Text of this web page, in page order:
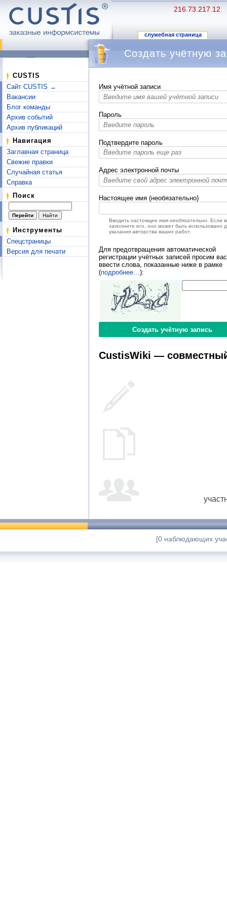
216.73.217.12
служебная страница
CUSTIS
Сайт CUSTIS →
Вакансии
Блог команды
Архив событий
Архив публикаций
Навигация
Заглавная страница
Свежие правки
Случайная статья
Справка
Поиск
Инструменты
Спецстраницы
Версия для печати
Создать учётную
Имя учётной записи
Пароль
Подтвердите пароль
Адрес электронной почты
Настоящее имя (необязательно)
Вводить настоящее имя необязательно. Если
заполните его, оно может быть использовано
указания авторства ваших работ.
Для предотвращения автоматической
регистрации учётных записей просим вас
ввести слова, показанные ниже в рамке
(подробнее… ):
CustisWiki —
[0 наблюдающих